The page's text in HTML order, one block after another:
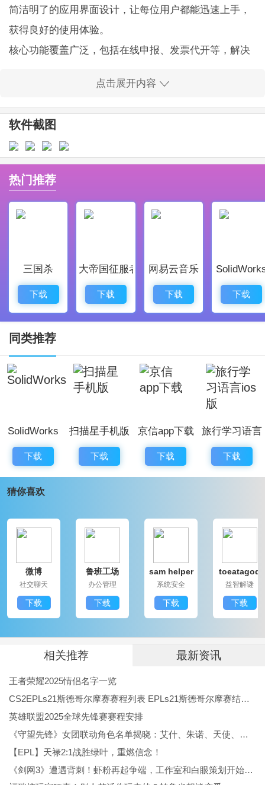
简洁明了的应用界面设计，让每位用户都能迅速上手，
获得良好的使用体验。
核心功能覆盖广泛，包括在线申报、发票代开等，解决
提供的服务完全免费，让每位用户都能享受到无负担的
便捷服务。
用户在这里可以体验到高效便捷的办税过程，节省了大
量的时间和精力。
支持多种操作方式，包括扫码、指纹等，带来更人性化
的使用体验。
重庆税务APP应用亮点：
帮助用户随时掌握申报进度，减少了不必要的焦虑。
通过直接搜索功能，可以精准找到所需的税务服务，大
大提升了操作的便捷性。
所有的功能和内容实时更新，保证了用户接收到最新信
用户能够将这些便捷的功能应用于工作、生活等多种场
景，个人企业都能受益。
重庆税务APP是一款实用性极强的税务服务软件。通过
丰富的特色与亮点，该应用为每位用户提供了无与伦比
面，都体现了对用户需求的高度重视。功能强大又安全
的扫码登录，智能机器人在线答疑，所有设计都能有效
APP让税务办理变得轻松而愉悦。欢迎更多小伙伴下载
体验！
点击展开内容
软件截图
热门推荐
三国杀
下载
大帝国征服者
下载
网易云音乐
下载 下载
同类推荐
SolidWorks
下载
扫描星手机版
下载
京信app下载
下载
旅行学习语言
ios版
下载
猜你喜欢
微博
社交聊天
下载
鲁班工场
办公管理
下载
sam helper
系统安全
下载
toeatagod
益智解谜
下载
相关推荐 最新资讯
王者荣耀2025情侣名字一览
CS2EPLs21斯德哥尔摩赛赛程列表 EPLs21斯德哥尔摩赛结果公布
英雄联盟2025全球先锋赛赛程安排
《守望先锋》女团联动角色名单揭晓：艾什、朱诺、天使、伊拉锐与D.Va！
【EPL】天禄2:1战胜绿叶，重燃信念！
《剑网3》遭遇背刺！虾粉再起争端，工作室和白眼策划开始反噬